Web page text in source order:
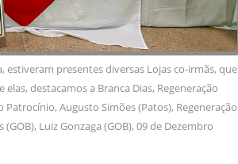
estiveram presentes diversas Lojas co-irmãs, que
destacamos a Branca Dias, Regeneração
Patrocínio, Augusto Simões (Patos), Regeneração
Luiz Gonzaga (GOB), 09 de Dezembro